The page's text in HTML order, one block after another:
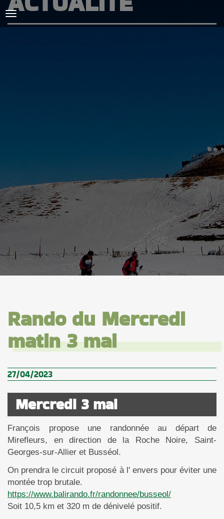
SPIRIDON
Rando du Mercredi
matin 3 mai
27/04/2023
Mercredi 3 mai
François propose une randonnée au départ de
Mirefleurs, en direction de la Roche Noire, Saint-
Georges-sur-Allier et Busséol.
On prendra le circuit proposé à l' envers pour éviter une
montée trop brutale.
https://www.balirando.fr/randonnee/busseol/
Soit 10,5 km et 320 m de dénivelé positif.